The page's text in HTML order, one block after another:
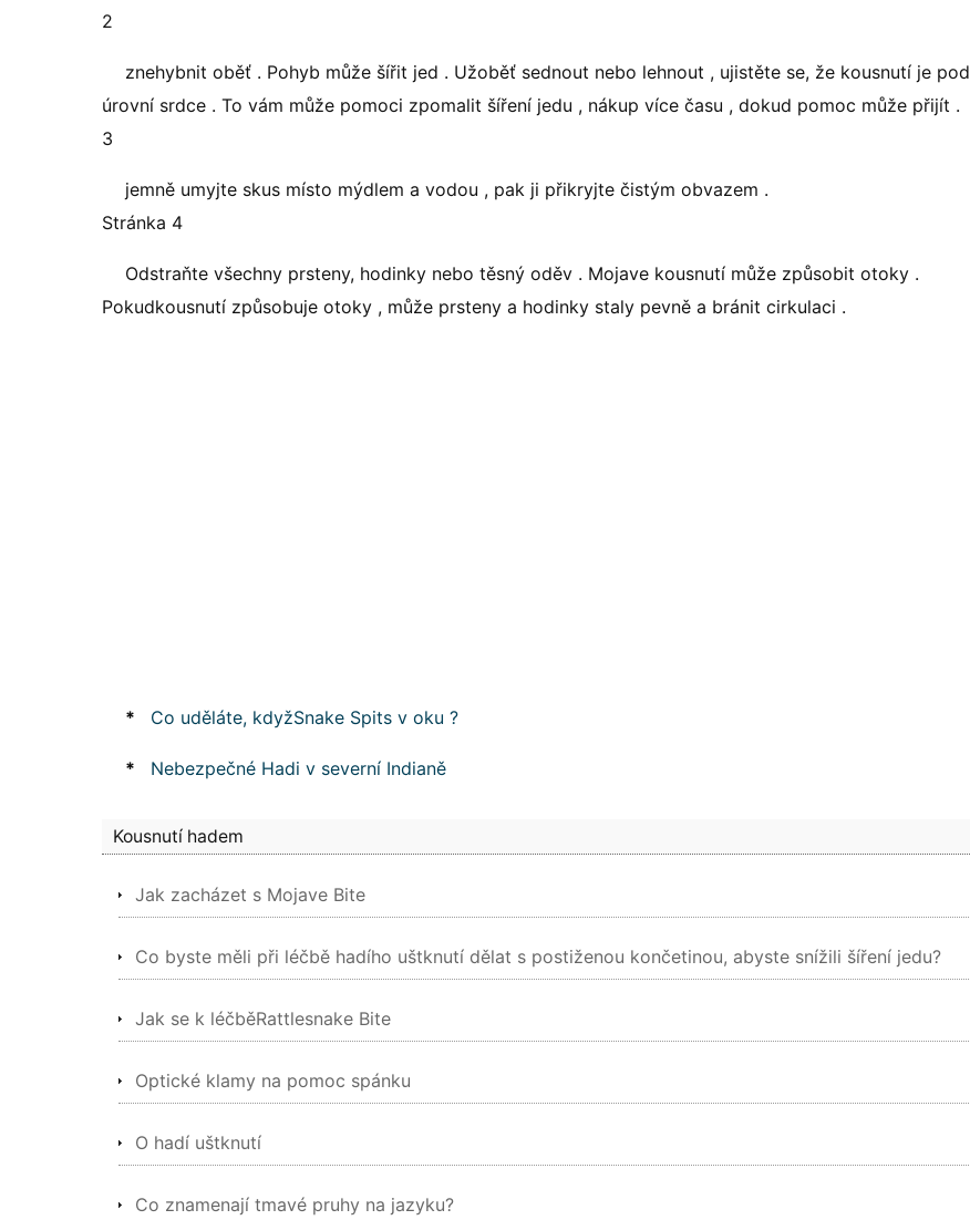
2
znehybnit oběť . Pohyb může šířit jed . Užoběť sednout nebo lehnout , ujistěte se, že kousnutí je pod
úrovní srdce . To vám může pomoci zpomalit šíření jedu , nákup více času , dokud pomoc může přijít .
3
jemně umyjte skus místo mýdlem a vodou , pak ji přikryjte čistým obvazem .
Stránka 4
Odstraňte všechny prsteny, hodinky nebo těsný oděv . Mojave kousnutí může způsobit otoky .
Pokudkousnutí způsobuje otoky , může prsteny a hodinky staly pevně a bránit cirkulaci .
* Co uděláte, kdyžSnake Spits v oku ?
* Nebezpečné Hadi v severní Indianě
Kousnutí hadem
Jak zacházet s Mojave Bite
Co byste měli při léčbě hadího uštknutí dělat s postiženou končetinou, abyste snížili šíření jedu?
Jak se k léčběRattlesnake Bite
Optické klamy na pomoc spánku
O hadí uštknutí
Co znamenají tmavé pruhy na jazyku?